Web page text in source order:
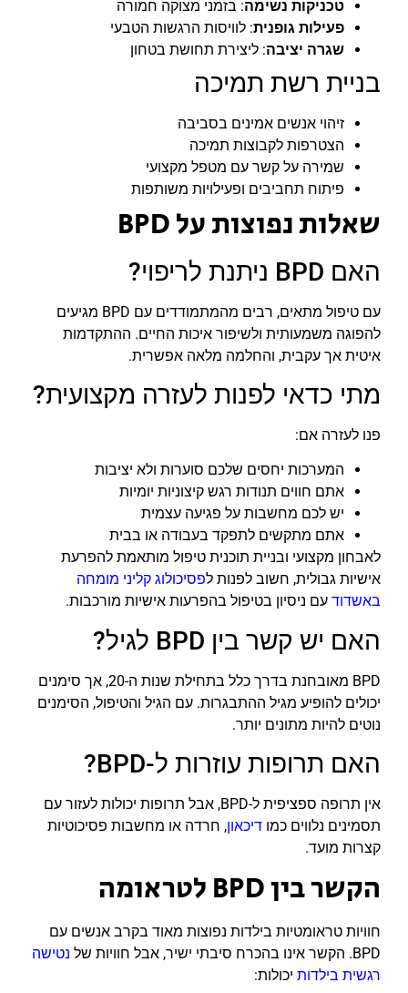
טכניקות נשימה: בזמני מצוקה חמורה
פעילות גופנית: לוויסות הרגשות הטבעי
שגרה יציבה: ליצירת תחושת בטחון
בניית רשת תמיכה
זיהוי אנשים אמינים בסביבה
הצטרפות לקבוצות תמיכה
שמירה על קשר עם מטפל מקצועי
פיתוח תחביבים ופעילויות משותפות
שאלות נפוצות על BPD
האם BPD ניתנת לריפוי?
עם טיפול מתאים, רבים מהמתמודדים עם BPD מגיעים
להפוגה משמעותית ולשיפור איכות החיים. ההתקדמות
איטית אך עקבית, והחלמה מלאה אפשרית.
מתי כדאי לפנות לעזרה מקצועית?
פנו לעזרה אם:
המערכות יחסים שלכם סוערות ולא יציבות
אתם חווים תנודות רגש קיצוניות יומיות
יש לכם מחשבות על פגיעה עצמית
אתם מתקשים לתפקד בעבודה או בבית
לאבחון מקצועי ובניית תוכנית טיפול מותאמת להפרעת
אישיות גבולית, חשוב לפנות לפסיכולוג קליני מומחה
באשדוד עם ניסיון בטיפול בהפרעות אישיות מורכבות.
האם יש קשר בין BPD לגיל?
BPD מאובחנת בדרך כלל בתחילת שנות ה-20, אך סימנים
יכולים להופיע מגיל ההתבגרות. עם הגיל והטיפול, הסימנים
נוטים להיות מתונים יותר.
האם תרופות עוזרות ל-BPD?
אין תרופה ספציפית ל-BPD, אבל תרופות יכולות לעזור עם
תסמינים נלווים כמו דיכאון, חרדה או מחשבות פסיכוטיות
קצרות מועד.
הקשר בין BPD לטראומה
חוויות טראומטיות בילדות נפוצות מאוד בקרב אנשים עם
BPD. הקשר אינו בהכרח סיבתי ישיר, אבל חוויות של
נטישה
רגשית בילדות יכולות: